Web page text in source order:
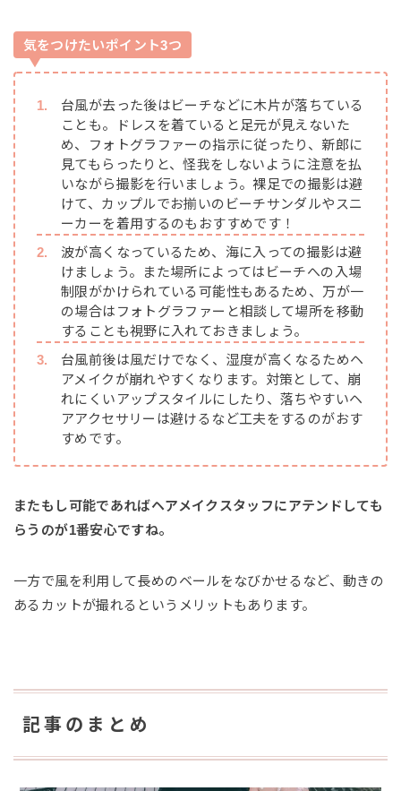
気をつけたいポイント3つ
台風が去った後はビーチなどに木片が落ちている
ことも。ドレスを着ていると足元が見えないた
め、フォトグラファーの指示に従ったり、新郎に
見てもらったりと、怪我をしないように注意を払
いながら撮影を行いましょう。裸足での撮影は避
けて、カップルでお揃いのビーチサンダルやスニ
ーカーを着用するのもおすすめです！
波が高くなっているため、海に入っての撮影は避
けましょう。また場所によってはビーチへの入場
制限がかけられている可能性もあるため、万が一
の場合はフォトグラファーと相談して場所を移動
することも視野に入れておきましょう。
台風前後は風だけでなく、湿度が高くなるためヘ
アメイクが崩れやすくなります。対策として、崩
れにくいアップスタイルにしたり、落ちやすいヘ
アアクセサリーは避けるなど工夫をするのがおす
すめです。
またもし可能であればヘアメイクスタッフにアテンドしても
らうのが1番安心ですね。
一方で風を利用して長めのベールをなびかせるなど、動きの
あるカットが撮れるというメリットもあります。
記事のまとめ